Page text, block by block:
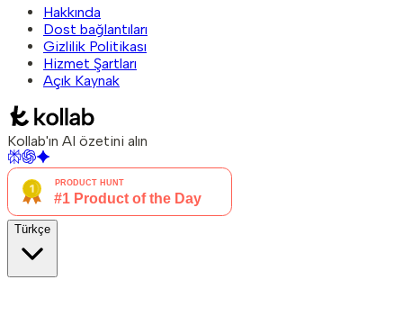
Hakkında
Dost bağlantıları
Gizlilik Politikası
Hizmet Şartları
Açık Kaynak
Kollab'ın AI özetini alın
Türkçe